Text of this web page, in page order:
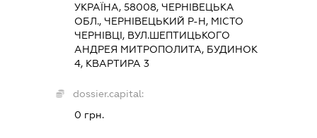
УКРАЇНА, 58008, ЧЕРНІВЕЦЬКА
ОБЛ., ЧЕРНІВЕЦЬКИЙ Р-Н, МІСТО
ЧЕРНІВЦІ, ВУЛ.ШЕПТИЦЬКОГО
АНДРЕЯ МИТРОПОЛИТА, БУДИНОК
4, КВАРТИРА 3
dossier.capital:
0 грн.